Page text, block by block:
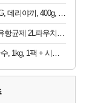
멕시카나 닭꼬치 BIG, 데리야끼, 400g, 1봉 + 매콤숯불, 450g, 1봉
[오늘 끝딜] 랩신 섬유항균제 2L파우치 2개 +세탁세제 600ml 빨래 쉰내 땀냄새 탈취 실내건조 항균 살균
65%할인>생 메밀국수, 1kg, 1팩 + 시원한 메밀장, 40g, 6개